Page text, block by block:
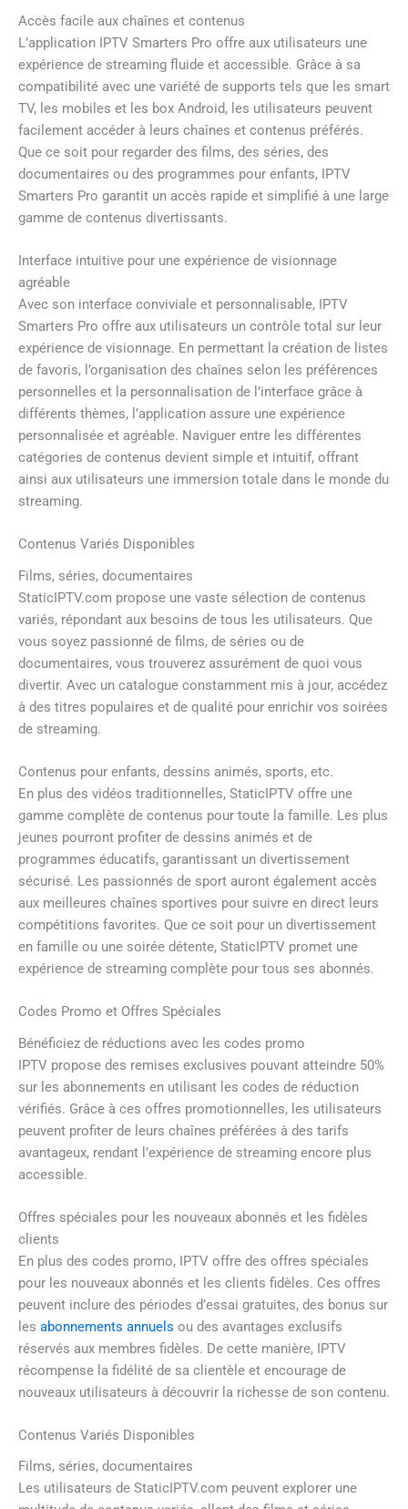
Accès facile aux chaînes et contenus
L’application IPTV Smarters Pro offre aux utilisateurs une
expérience de streaming fluide et accessible. Grâce à sa
compatibilité avec une variété de supports tels que les smart
TV, les mobiles et les box Android, les utilisateurs peuvent
facilement accéder à leurs chaînes et contenus préférés.
Que ce soit pour regarder des films, des séries, des
documentaires ou des programmes pour enfants, IPTV
Smarters Pro garantit un accès rapide et simplifié à une large
gamme de contenus divertissants.
Interface intuitive pour une expérience de visionnage
agréable
Avec son interface conviviale et personnalisable, IPTV
Smarters Pro offre aux utilisateurs un contrôle total sur leur
expérience de visionnage. En permettant la création de listes
de favoris, l’organisation des chaînes selon les préférences
personnelles et la personnalisation de l’interface grâce à
différents thèmes, l’application assure une expérience
personnalisée et agréable. Naviguer entre les différentes
catégories de contenus devient simple et intuitif, offrant
ainsi aux utilisateurs une immersion totale dans le monde du
streaming.
Contenus Variés Disponibles
Films, séries, documentaires
StaticIPTV.com propose une vaste sélection de contenus
variés, répondant aux besoins de tous les utilisateurs. Que
vous soyez passionné de films, de séries ou de
documentaires, vous trouverez assurément de quoi vous
divertir. Avec un catalogue constamment mis à jour, accédez
à des titres populaires et de qualité pour enrichir vos soirées
de streaming.
Contenus pour enfants, dessins animés, sports, etc.
En plus des vidéos traditionnelles, StaticIPTV offre une
gamme complète de contenus pour toute la famille. Les plus
jeunes pourront profiter de dessins animés et de
programmes éducatifs, garantissant un divertissement
sécurisé. Les passionnés de sport auront également accès
aux meilleures chaînes sportives pour suivre en direct leurs
compétitions favorites. Que ce soit pour un divertissement
en famille ou une soirée détente, StaticIPTV promet une
expérience de streaming complète pour tous ses abonnés.
Codes Promo et Offres Spéciales
Bénéficiez de réductions avec les codes promo
IPTV propose des remises exclusives pouvant atteindre 50%
sur les abonnements en utilisant les codes de réduction
vérifiés. Grâce à ces offres promotionnelles, les utilisateurs
peuvent profiter de leurs chaînes préférées à des tarifs
avantageux, rendant l’expérience de streaming encore plus
accessible.
Offres spéciales pour les nouveaux abonnés et les fidèles
clients
En plus des codes promo, IPTV offre des offres spéciales
pour les nouveaux abonnés et les clients fidèles. Ces offres
peuvent inclure des périodes d’essai gratuites, des bonus sur
les abonnements annuels ou des avantages exclusifs
réservés aux membres fidèles. De cette manière, IPTV
récompense la fidélité de sa clientèle et encourage de
nouveaux utilisateurs à découvrir la richesse de son contenu.
Contenus Variés Disponibles
Films, séries, documentaires
Les utilisateurs de StaticIPTV.com peuvent explorer une